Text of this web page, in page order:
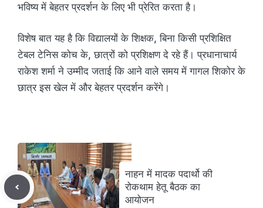
भविष्य में बेहतर प्रदर्शन के लिए भी प्रेरित करता है।
विशेष बात यह है कि विद्यालयों के शिक्षक, बिना किसी प्रशिक्षित
टेबल टेनिस कोच के, छात्रों को प्रशिक्षण दे रहे हैं। प्रधानाचार्य
राकेश शर्मा ने उम्मीद जताई कि आने वाले समय में गागल शिकोर के
छात्र इस खेल में और बेहतर प्रदर्शन करेंगे।
नाहन में मादक पदार्थो की
रोकथाम हेतू बैठक का
आयोजन